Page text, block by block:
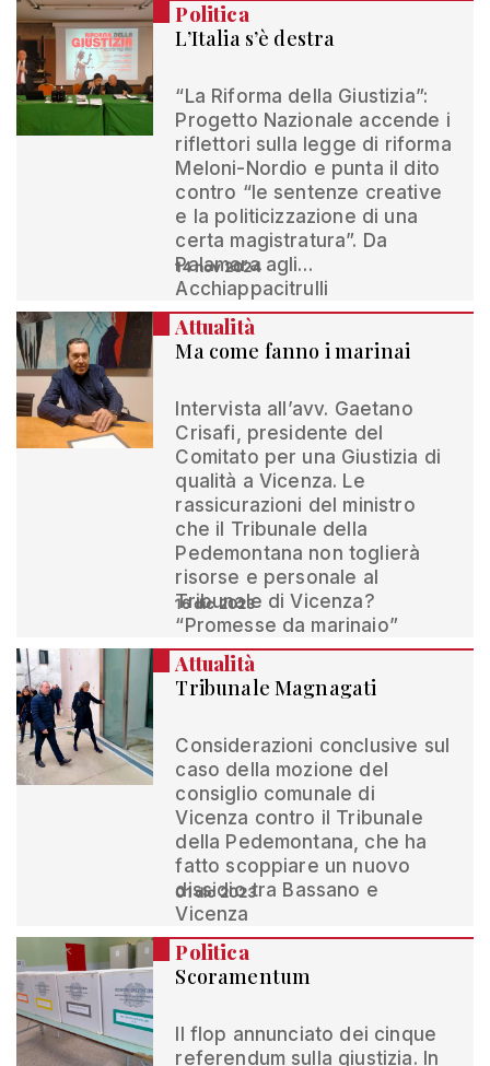
Politica
L’Italia s’è destra
“La Riforma della Giustizia”:
Progetto Nazionale accende i
riflettori sulla legge di riforma
Meloni-Nordio e punta il dito
contro “le sentenze creative
e la politicizzazione di una
certa magistratura”. Da
Palamara agli…
Acchiappacitrulli
14 nov 2024
Attualità
Ma come fanno i marinai
Intervista all’avv. Gaetano
Crisafi, presidente del
Comitato per una Giustizia di
qualità a Vicenza. Le
rassicurazioni del ministro
che il Tribunale della
Pedemontana non toglierà
risorse e personale al
Tribunale di Vicenza?
“Promesse da marinaio”
16 dic 2023
Attualità
Tribunale Magnagati
Considerazioni conclusive sul
caso della mozione del
consiglio comunale di
Vicenza contro il Tribunale
della Pedemontana, che ha
fatto scoppiare un nuovo
dissidio tra Bassano e
Vicenza
01 dic 2023
Politica
Scoramentum
Il flop annunciato dei cinque
referendum sulla giustizia. In